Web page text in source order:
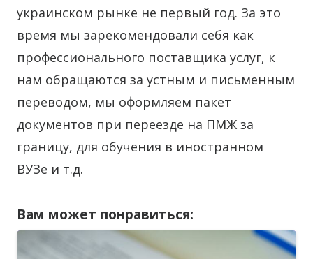
украинском рынке не первый год. За это
время мы зарекомендовали себя как
профессионального поставщика услуг, к
нам обращаются за устным и письменным
переводом, мы оформляем пакет
документов при переезде на ПМЖ за
границу, для обучения в иностранном
ВУЗе и т.д.
Вам может понравиться: